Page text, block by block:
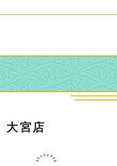
大宮店